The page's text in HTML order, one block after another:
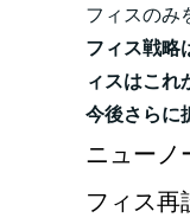
フィスのみ
フィス戦略
ィスはこれ
今後さらに
ニューノ
フィス再